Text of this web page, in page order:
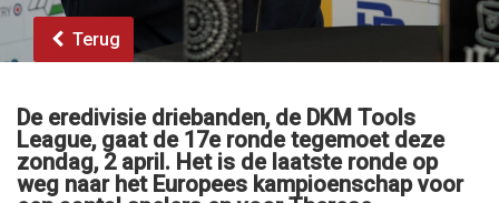
Terug
De eredivisie driebanden, de DKM Tools
League, gaat de 17e ronde tegemoet deze
zondag, 2 april. Het is de laatste ronde op
weg naar het Europees kampioenschap voor